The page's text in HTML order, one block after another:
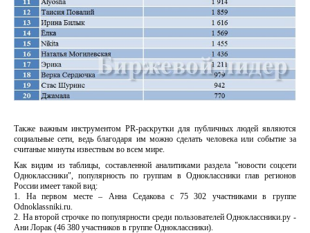
Также важным инструментом PR-раскрутки для публичных людей являются
социальные сети, ведь благодаря им можно сделать человека или событие за
считаные минуты известным во всем мире.
Как видим из таблицы, составленной аналитиками раздела "новости соцсети
Одноклассники", популярность по группам в Одноклассники глав регионов
России имеет такой вид:
1. На первом месте – Анна Седакова с 75 302 участниками в группе
Odnoklassniki.ru.
2. На второй строчке по популярности среди пользователей Одноклассники.ру -
Ани Лорак (46 380 участников в группе Одноклассники).